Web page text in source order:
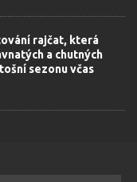
rajčat, která
a chutných
sezonu včas